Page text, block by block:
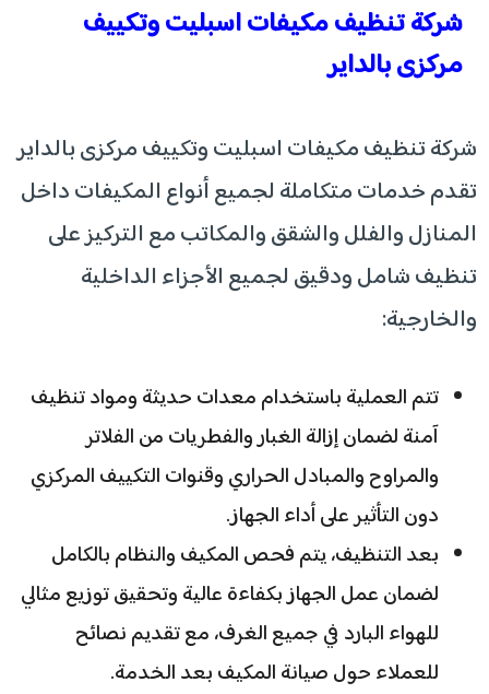
شركة تنظيف مكيفات اسبليت وتكييف
مركزى بالداير
شركة تنظيف مكيفات اسبليت وتكييف مركزى بالداير
تقدم خدمات متكاملة لجميع أنواع المكيفات داخل
المنازل والفلل والشقق والمكاتب مع التركيز على
تنظيف شامل ودقيق لجميع الأجزاء الداخلية
والخارجية:
تتم العملية باستخدام معدات حديثة ومواد تنظيف
آمنة لضمان إزالة الغبار والفطريات من الفلاتر
والمراوح والمبادل الحراري وقنوات التكييف المركزي
دون التأثير على أداء الجهاز.
بعد التنظيف، يتم فحص المكيف والنظام بالكامل
لضمان عمل الجهاز بكفاءة عالية وتحقيق توزيع مثالي
للهواء البارد في جميع الغرف، مع تقديم نصائح
للعملاء حول صيانة المكيف بعد الخدمة.